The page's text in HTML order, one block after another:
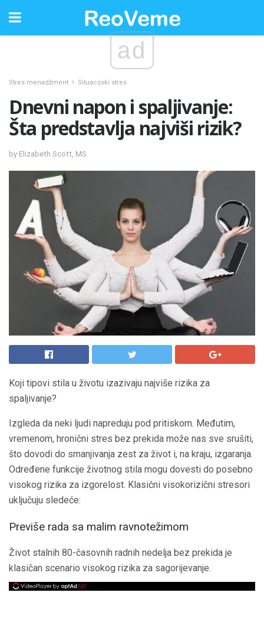
ad
Stres menadžment Situacijski stres
Dnevni napon i spaljivanje:
Šta predstavlja najviši rizik?
by Elizabeth Scott, MS
Koji tipovi stila u životu izazivaju najviše rizika za
spaljivanje?
Izgleda da neki ljudi napreduju pod pritiskom. Međutim,
vremenom, hronični stres bez prekida može nas sve srušiti,
što dovodi do smanjivanja zest za život i, na kraju, izgaranja.
Određene funkcije životnog stila mogu dovesti do posebno
visokog rizika za izgorelost. Klasični visokorizični stresori
uključuju sledeće:
Previše rada sa malim ravnotežimom
Život stalnih 80-časovnih radnih nedelja bez prekida je
klasičan scenario visokog rizika za sagorijevanje.